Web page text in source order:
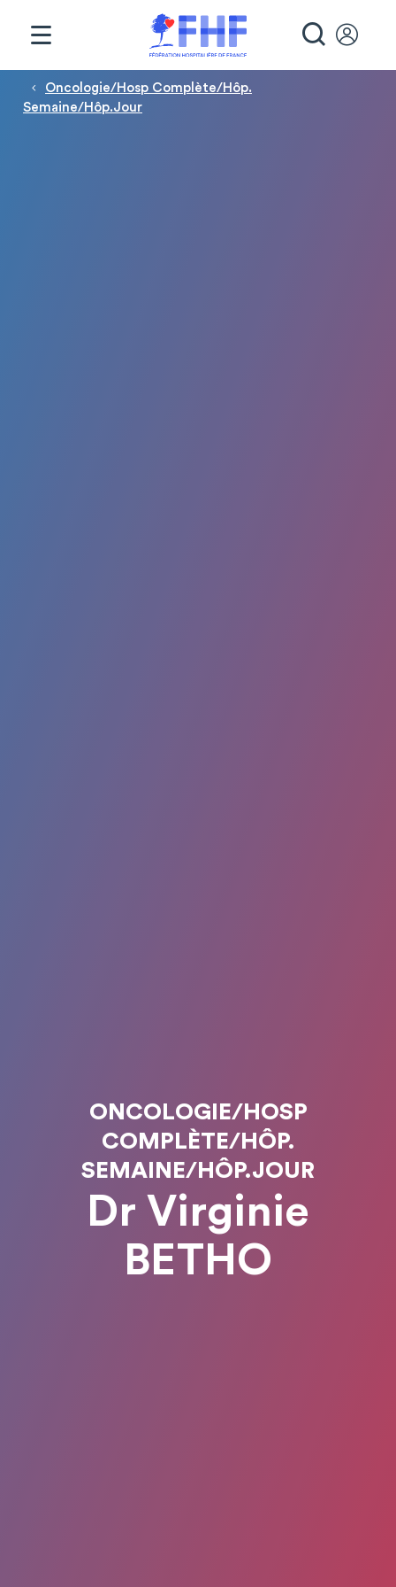
Fil d'Ariane
Oncologie/Hosp Complète/Hôp.
Semaine/Hôp.Jour
ONCOLOGIE/HOSP
COMPLÈTE/HÔP.
SEMAINE/HÔP.JOUR
Dr Virginie
BETHO
Panneau de gestion des cookies